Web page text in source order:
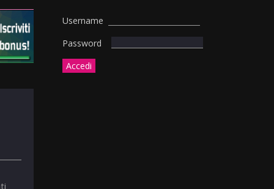
Username
Password